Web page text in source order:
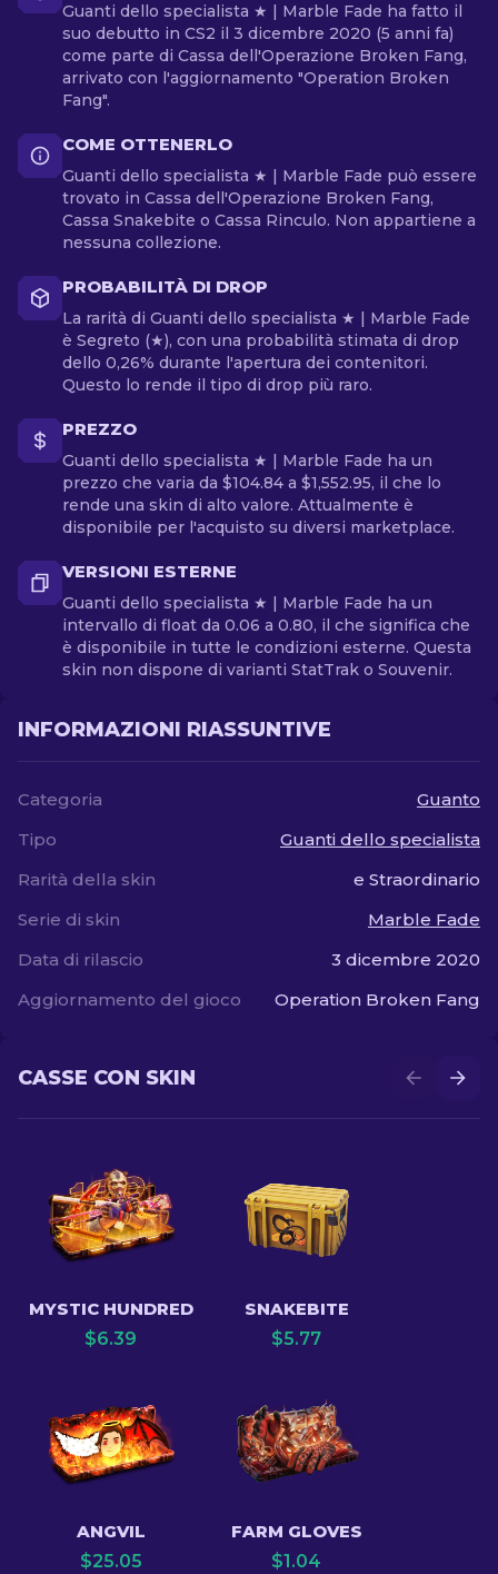
Guanti dello specialista ★ | Marble Fade ha fatto il
suo debutto in CS2 il 3 dicembre 2020 (5 anni fa)
come parte di Cassa dell'Operazione Broken Fang,
arrivato con l'aggiornamento "Operation Broken
Fang".
COME OTTENERLO
Guanti dello specialista ★ | Marble Fade può essere
trovato in Cassa dell'Operazione Broken Fang,
Cassa Snakebite o Cassa Rinculo. Non appartiene a
nessuna collezione.
PROBABILITÀ DI DROP
La rarità di Guanti dello specialista ★ | Marble Fade
è Segreto (★), con una probabilità stimata di drop
dello 0,26% durante l'apertura dei contenitori.
Questo lo rende il tipo di drop più raro.
PREZZO
Guanti dello specialista ★ | Marble Fade ha un
prezzo che varia da $104.84 a $1,552.95, il che lo
rende una skin di alto valore. Attualmente è
disponibile per l'acquisto su diversi marketplace.
VERSIONI ESTERNE
Guanti dello specialista ★ | Marble Fade ha un
intervallo di float da 0.06 a 0.80, il che significa che
è disponibile in tutte le condizioni esterne. Questa
skin non dispone di varianti StatTrak o Souvenir.
INFORMAZIONI RIASSUNTIVE
Categoria
Guanto
Tipo
Guanti dello specialista
Rarità della skin
e Straordinario
Serie di skin
Marble Fade
Data di rilascio
3 dicembre 2020
Aggiornamento del gioco
Operation Broken Fang
CASSE CON SKIN
MYSTIC HUNDRED
$6.39
SNAKEBITE
$5.77
ANGVIL
$25.05
FARM GLOVES
$1.04